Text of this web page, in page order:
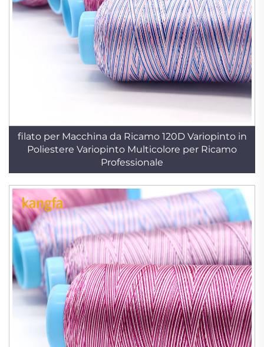
filato per Macchina da Ricamo 120D Variopinto in
Poliestere Variopinto Multicolore per Ricamo
Professionale